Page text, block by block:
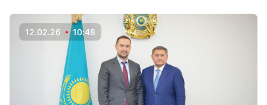
12.02.26 10:48